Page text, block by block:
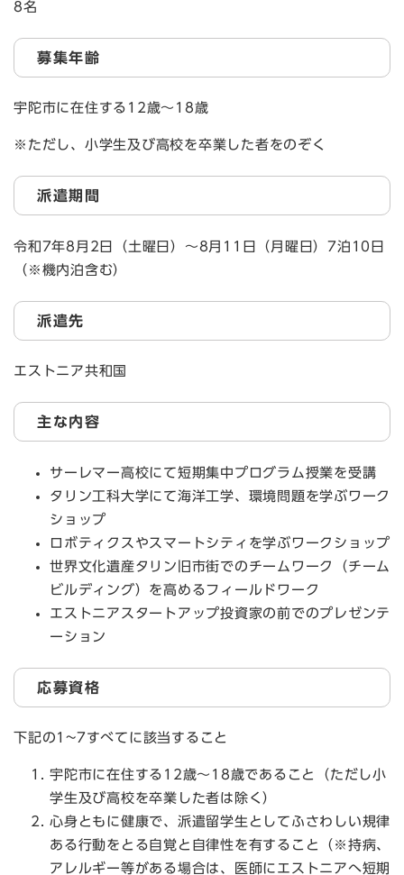
8名
募集年齢
宇陀市に在住する12歳～18歳
※ただし、小学生及び高校を卒業した者をのぞく
派遣期間
令和7年8月2日（土曜日）～8月11日（月曜日）7泊10日
（※機内泊含む）
派遣先
エストニア共和国
主な内容
サーレマー高校にて短期集中プログラム授業を受講
タリン工科大学にて海洋工学、環境問題を学ぶワーク
ショップ
ロボティクスやスマートシティを学ぶワークショップ
世界文化遺産タリン旧市街でのチームワーク（チーム
ビルディング）を高めるフィールドワーク
エストニアスタートアップ投資家の前でのプレゼンテ
ーション
応募資格
下記の1~7すべてに該当すること
宇陀市に在住する12歳～18歳であること（ただし小
学生及び高校を卒業した者は除く）
心身ともに健康で、派遣留学生としてふさわしい規律
ある行動をとる自覚と自律性を有すること（※持病、
アレルギー等がある場合は、医師にエストニアへ短期